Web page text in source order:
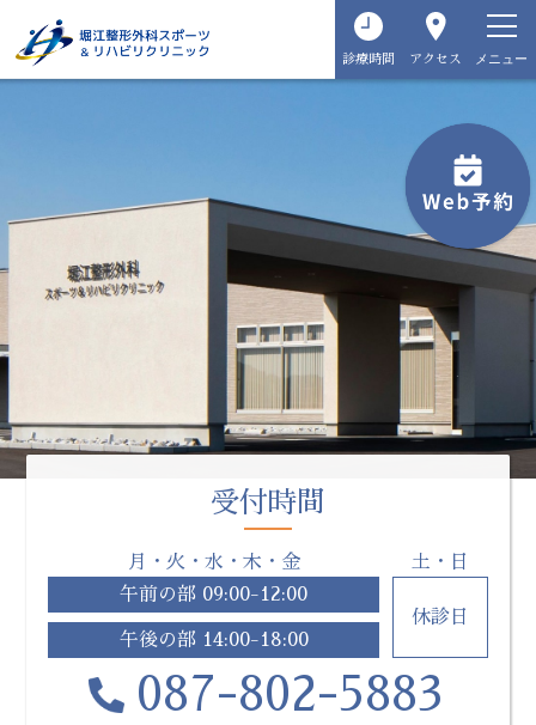
診療時間 アクセス メニュー
受付時間
月・火・水・木・金
午前の部 09:00-12:00
午後の部 14:00-18:00
土・日
休診日
087-802-5883